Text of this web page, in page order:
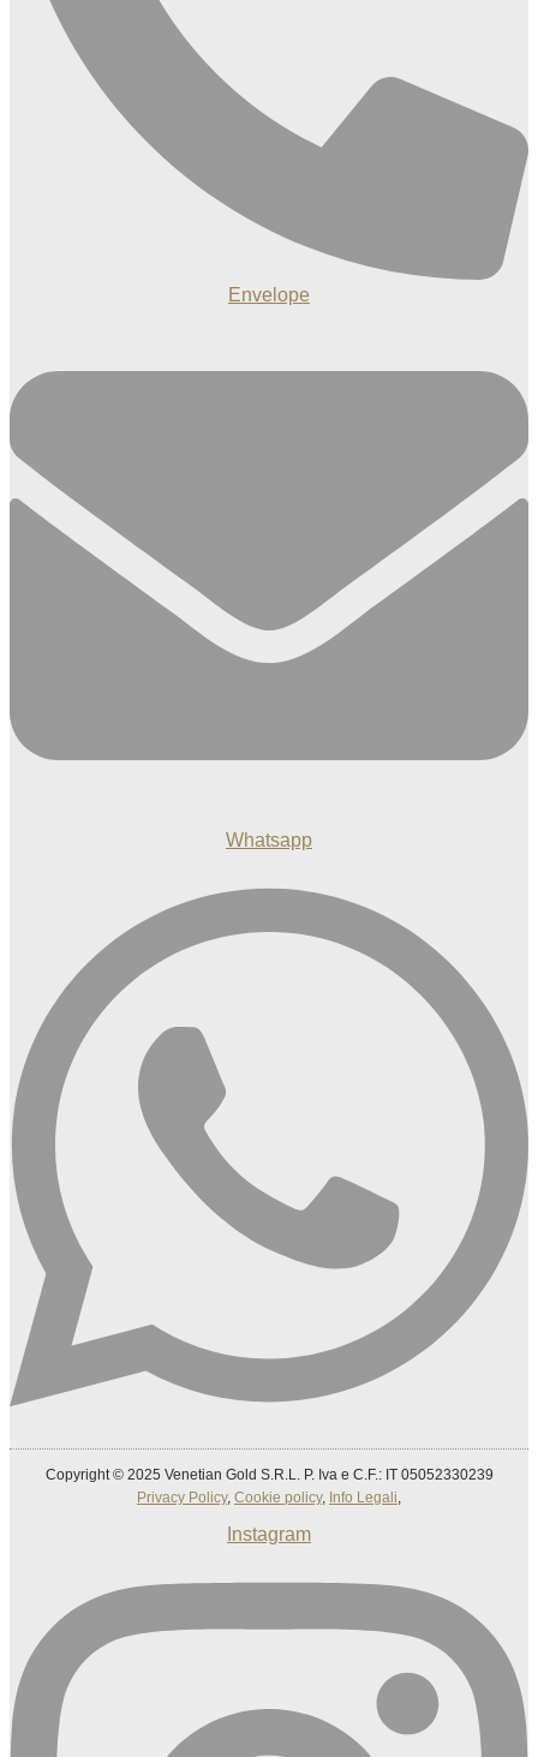
Envelope
Whatsapp
Copyright © 2025 Venetian Gold S.R.L. P. Iva e C.F.: IT 05052330239
Privacy Policy, Cookie policy, Info Legali,
Instagram